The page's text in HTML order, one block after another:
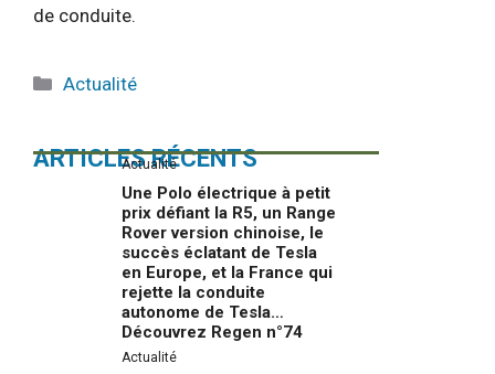
de conduite.
Catégories
Actualité
ARTICLES RÉCENTS
Actualité
Une Polo électrique à petit
prix défiant la R5, un Range
Rover version chinoise, le
succès éclatant de Tesla
en Europe, et la France qui
rejette la conduite
autonome de Tesla…
Découvrez Regen n°74
Actualité